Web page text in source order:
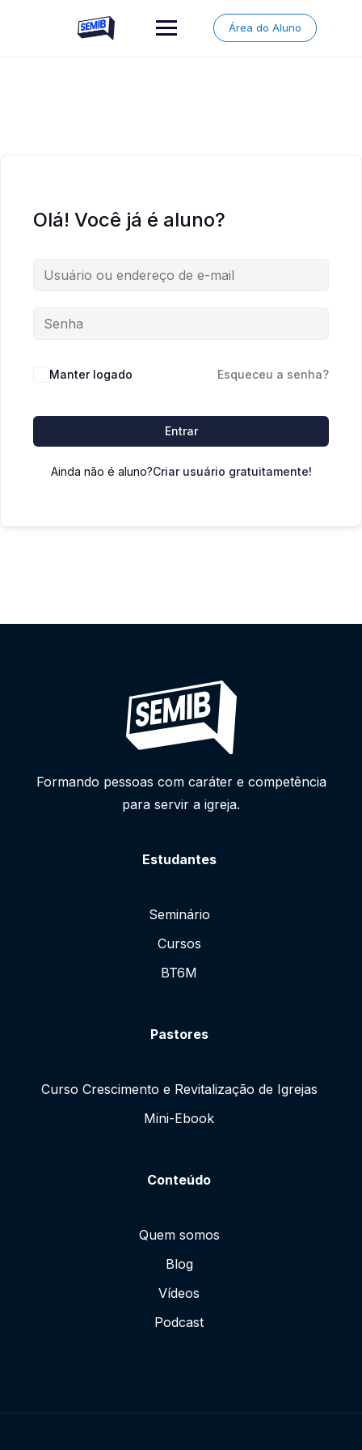
Área do Aluno
Olá! Você já é aluno?
Manter logado Esqueceu a senha?
Entrar
Ainda não é aluno?Criar usuário gratuitamente!
Formando pessoas com caráter e competência
para servir a igreja.
Estudantes
Seminário
Cursos
BT6M
Pastores
Curso Crescimento e Revitalização de Igrejas
Mini-Ebook
Conteúdo
Quem somos
Blog
Vídeos
Podcast